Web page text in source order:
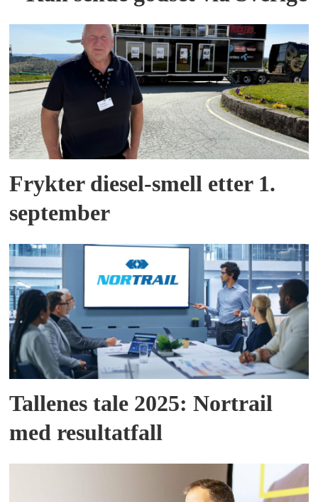
Frykter diesel-smell etter 1.
september
Tallenes tale 2025: Nortrail
med resultatfall